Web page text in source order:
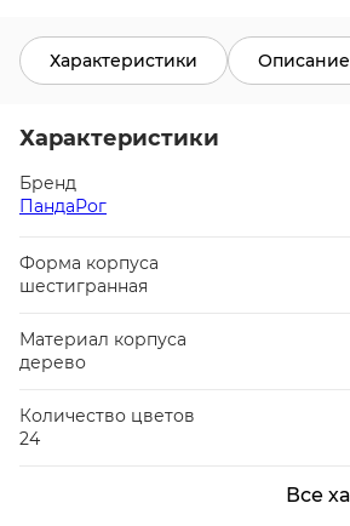
Характеристики Описание
Характеристики
Бренд
ПандаРог
Форма корпуса
шестигранная
Материал корпуса
дерево
Количество цветов
24
Все